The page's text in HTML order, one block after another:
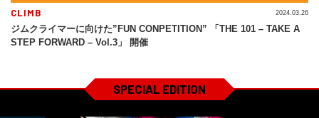
CLIMB
ジムクライマーに向けた”FUN CONPETITION” 「THE 101 – TAKE A
STEP FORWARD – Vol.3」 開催
2024.03.26
SPECIAL EDITION